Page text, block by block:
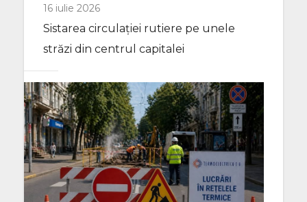
16 iulie 2026
Sistarea circulației rutiere pe unele
străzi din centrul capitalei